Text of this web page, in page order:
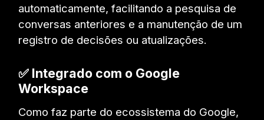
automaticamente, facilitando a pesquisa de
conversas anteriores e a manutenção de um
registro de decisões ou atualizações.
✅ Integrado com o Google
Workspace
Como faz parte do ecossistema do Google,